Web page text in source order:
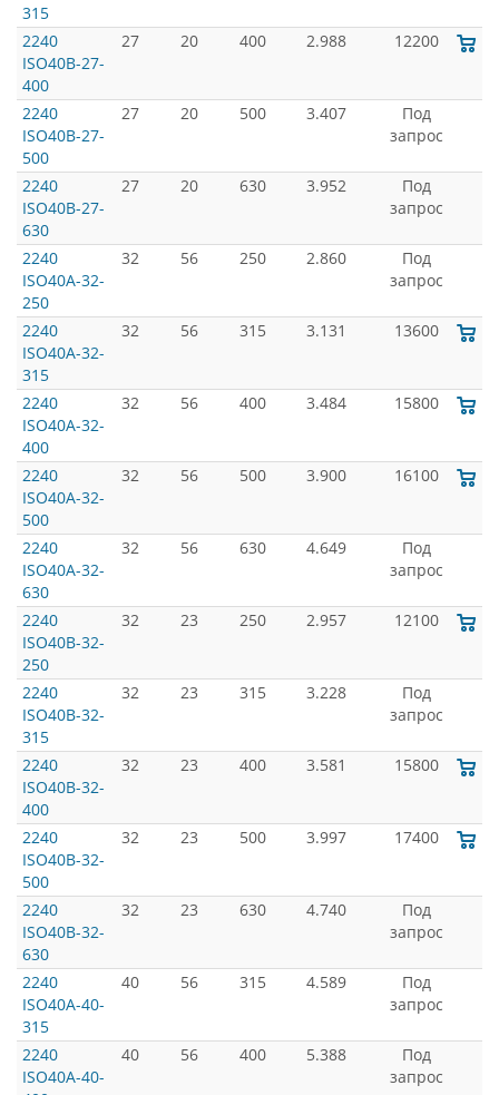
315
2240
ISO40B-27-
400
27 20 400 2.988 12200
2240
ISO40B-27-
500
27 20 500 3.407
Под
запрос
2240
ISO40B-27-
630
27 20 630 3.952
Под
запрос
2240
ISO40A-32-
250
32 56 250 2.860
Под
запрос
2240
ISO40A-32-
315
32 56 315 3.131 13600
2240
ISO40A-32-
400
32 56 400 3.484 15800
2240
ISO40A-32-
500
32 56 500 3.900 16100
2240
ISO40A-32-
630
32 56 630 4.649
Под
запрос
2240
ISO40B-32-
250
32 23 250 2.957 12100
2240
ISO40B-32-
315
32 23 315 3.228
Под
запрос
2240
ISO40B-32-
400
32 23 400 3.581 15800
2240
ISO40B-32-
500
32 23 500 3.997 17400
2240
ISO40B-32-
630
32 23 630 4.740
Под
запрос
2240
ISO40A-40-
315
40 56 315 4.589
Под
запрос
2240
ISO40A-40-
40 56 400 5.388
Под
запрос